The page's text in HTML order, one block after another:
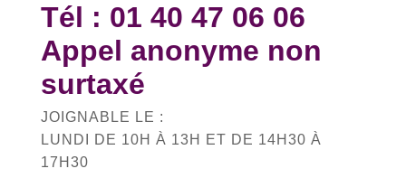
Tél : 01 40 47 06 06
Appel anonyme non
surtaxé
JOIGNABLE LE :
LUNDI DE 10H À 13H ET DE 14H30 À
17H30